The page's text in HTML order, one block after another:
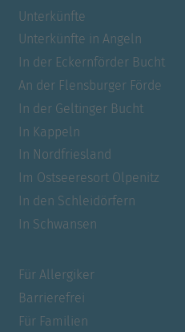
Unterkünfte
Unterkünfte in Angeln
In der Eckernförder Bucht
An der Flensburger Förde
In der Geltinger Bucht
In Kappeln
In Nordfriesland
Im Ostseeresort Olpenitz
In den Schleidörfern
In Schwansen
Für Allergiker
Barrierefrei
Für Familien